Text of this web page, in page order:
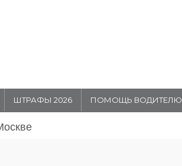
ШТРАФЫ 2026 ПОМОЩЬ ВОДИТЕЛЮ
в Москве